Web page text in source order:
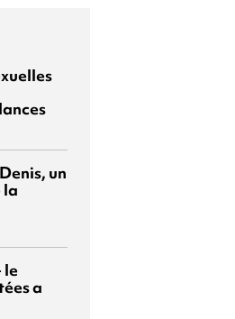
un
la
le
a